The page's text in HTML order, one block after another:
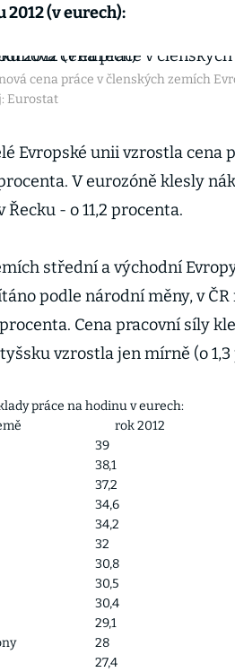
2012 (v eurech):
cena práce v členských zemích
Eurostat
Evropské unii vzrostla cena
V eurozóně klesly
Řecku - o 11,2 procenta.
střední a východní
podle národní měny, v
procenta. Cena pracovní síly
vzrostla jen mírně (o
práce na hodinu v eurech:
rok 2012
39
38,1
37,2
34,6
34,2
32
30,8
30,5
30,4
29,1
28
27,4